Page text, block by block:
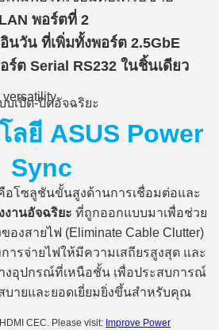
พอร์ตที่ 2
วัน ที่เพิ่มทั้งพอร์ต 2.5GbE
ร์ต Serial RS232 ในชิ้นเดียว
บเปิด-ปิดอัจฉริยะ
ลยี ASUS Power
Sync
อโซลูชันขั้นสูงด้านการเชื่อมต่อและ
งานอัจฉริยะ ที่ถูกออกแบบมาเพื่อช่วย
งสายไฟ (Eliminate Cable Clutter)
รจ่ายไฟให้มีความเสถียรสูงสุด และ
งอุปกรณ์ที่เหนือชั้น เพื่อประสบการณ์
บายและยอดเยี่ยมยิ่งขึ้นสำหรับคุณ
CEC. Please visit: Improve Power